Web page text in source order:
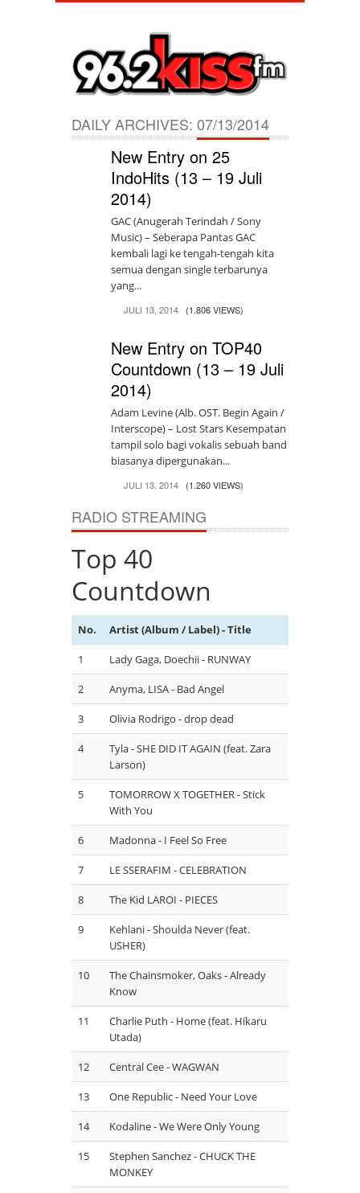
DAILY ARCHIVES: 07/13/2014
New Entry on 25
IndoHits (13 – 19 Juli
2014)
GAC (Anugerah Terindah / Sony
Music) – Seberapa Pantas GAC
kembali lagi ke tengah-tengah kita
semua dengan single terbarunya
yang...
JULI 13, 2014 (1.806 VIEWS)
New Entry on TOP40
Countdown (13 – 19 Juli
2014)
Adam Levine (Alb. OST. Begin Again /
Interscope) – Lost Stars Kesempatan
tampil solo bagi vokalis sebuah band
biasanya dipergunakan...
JULI 13, 2014 (1.260 VIEWS)
RADIO STREAMING
Top 40
Countdown
No. Artist (Album / Label) - Title
1 Lady Gaga, Doechii - RUNWAY
2 Anyma, LISA - Bad Angel
3 Olivia Rodrigo - drop dead
4
Tyla - SHE DID IT AGAIN (feat. Zara
Larson)
5
TOMORROW X TOGETHER - Stick
With You
6 Madonna - I Feel So Free
7 LE SSERAFIM - CELEBRATION
8 The Kid LAROI - PIECES
9
Kehlani - Shoulda Never (feat.
USHER)
10
The Chainsmoker, Oaks - Already
Know
11
Charlie Puth - Home (feat. Hikaru
Utada)
12 Central Cee - WAGWAN
13 One Republic - Need Your Love
14 Kodaline - We Were Only Young
15
Stephen Sanchez - CHUCK THE
MONKEY